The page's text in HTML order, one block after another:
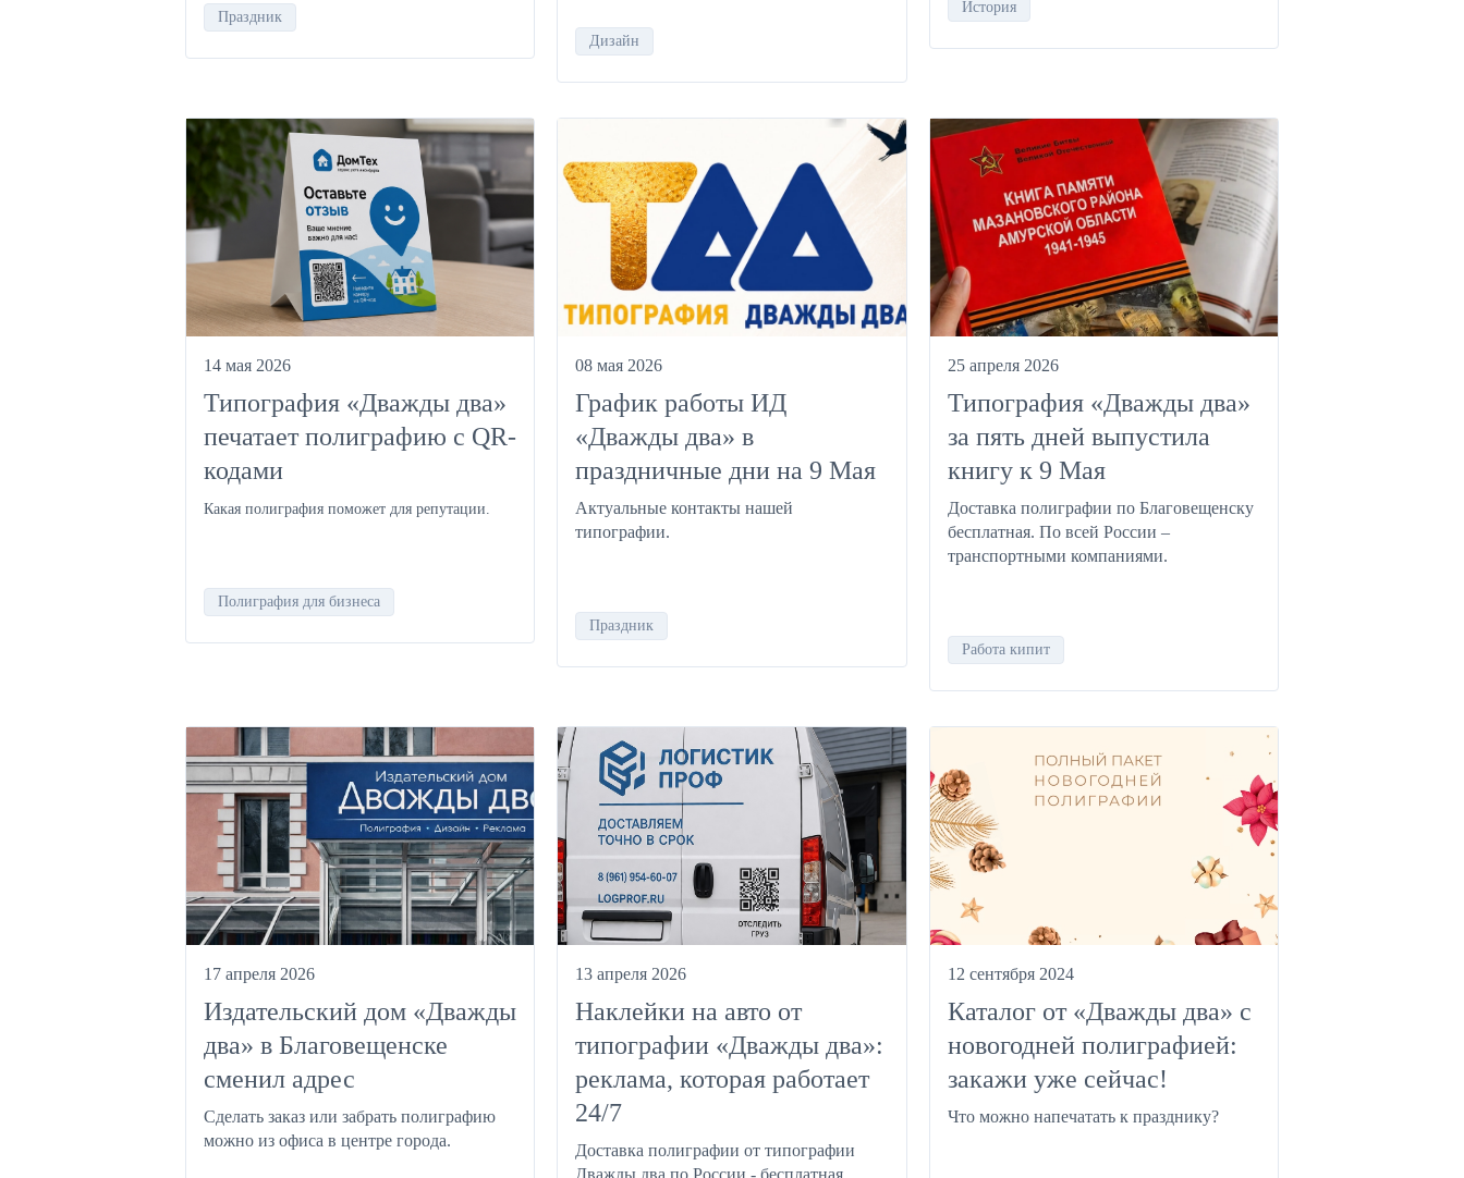
Праздник
Дизайн
История
14 мая 2026
Типография «Дважды два»
печатает полиграфию с QR-
кодами
Какая полиграфия поможет для репутации.
Полиграфия для бизнеса
08 мая 2026
График работы ИД
«Дважды два» в
праздничные дни на 9 Мая
Актуальные контакты нашей
типографии.
Праздник
25 апреля 2026
Типография «Дважды два»
за пять дней выпустила
книгу к 9 Мая
Доставка полиграфии по Благовещенску
бесплатная. По всей России –
транспортными компаниями.
Работа кипит
17 апреля 2026
Издательский дом «Дважды
два» в Благовещенске
сменил адрес
Сделать заказ или забрать полиграфию
можно из офиса в центре города.
13 апреля 2026
Наклейки на авто от
типографии «Дважды два»:
реклама, которая работает
24/7
Доставка полиграфии от типографии
Дважды два по России - бесплатная.
12 сентября 2024
Каталог от «Дважды два» с
новогодней полиграфией:
закажи уже сейчас!
Что можно напечатать к празднику?